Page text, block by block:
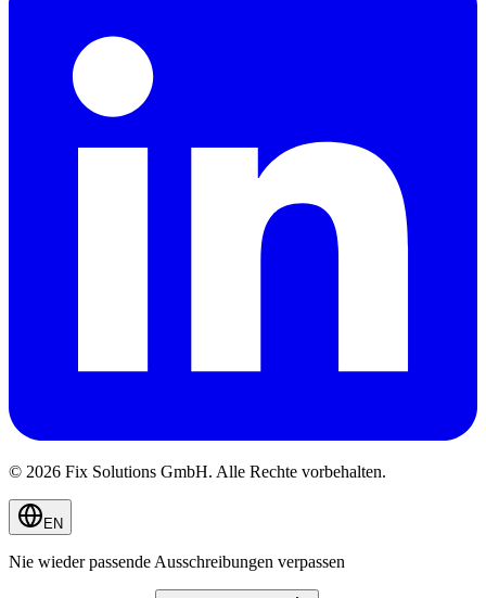
© 2026 Fix Solutions GmbH. Alle Rechte vorbehalten.
EN
Nie wieder passende Ausschreibungen verpassen